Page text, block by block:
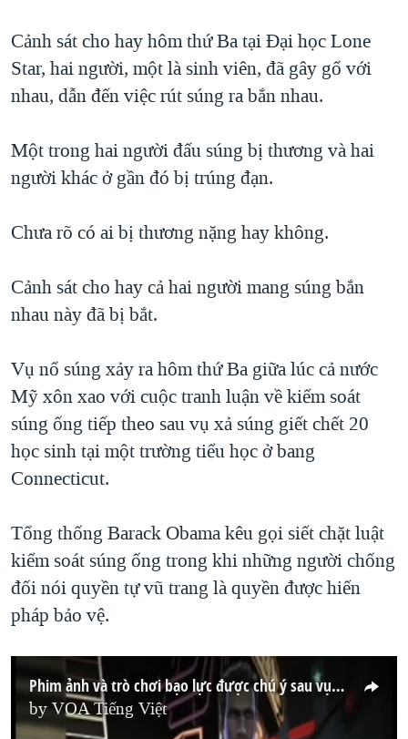
Cảnh sát cho hay hôm thứ Ba tại Ðại học Lone
Star, hai người, một là sinh viên, đã gây gổ với
nhau, dẫn đến việc rút súng ra bắn nhau.
Một trong hai người đấu súng bị thương và hai
người khác ở gần đó bị trúng đạn.
Chưa rõ có ai bị thương nặng hay không.
Cảnh sát cho hay cả hai người mang súng bắn
nhau này đã bị bắt.
Vụ nổ súng xảy ra hôm thứ Ba giữa lúc cả nước
Mỹ xôn xao với cuộc tranh luận về kiểm soát
súng ống tiếp theo sau vụ xả súng giết chết 20
học sinh tại một trường tiểu học ở bang
Connecticut.
Tổng thống Barack Obama kêu gọi siết chặt luật
kiểm soát súng ống trong khi những người chống
đối nói quyền tự vũ trang là quyền được hiến
pháp bảo vệ.
Phim ảnh và trò chơi bạo lực được chú ý sau vụ thảm sát ở Mỹ
by VOA Tiếng Việt